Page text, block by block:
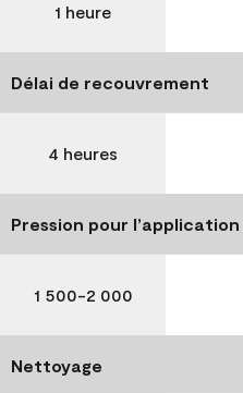
1 heure
Délai de recouvrement
4 heures
Pression pour
1 500-2 000
Nettoyage